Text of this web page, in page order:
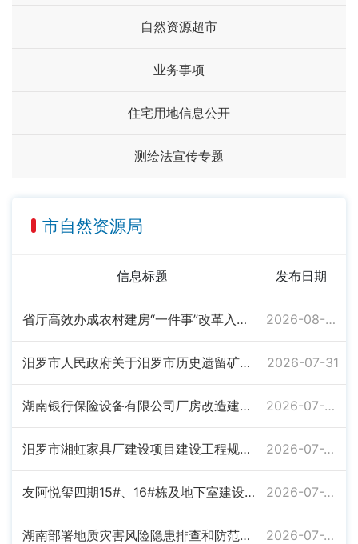
自然资源超市
业务事项
住宅用地信息公开
测绘法宣传专题
市自然资源局
信息标题 发布日期
省厅高效办成农村建房“一件事”改革入选2026年“法治为民办实事”省级项目 2026-08-03
汨罗市人民政府关于汨罗市历史遗留矿山认定的公告 2026-07-31
湖南银行保险设备有限公司厂房改造建设项目规划总平面图暨二期工程建设工程规划批前公示 2026-07-30
汨罗市湘虹家具厂建设项目建设工程规划批前公示 2026-07-29
友阿悦玺四期15#、16#栋及地下室建设项目规划总平图局部调整公示 2026-07-24
湖南部署地质灾害风险隐患排查和防范应对工作 2026-07-24